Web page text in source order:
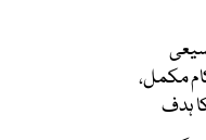
کام مکمل،